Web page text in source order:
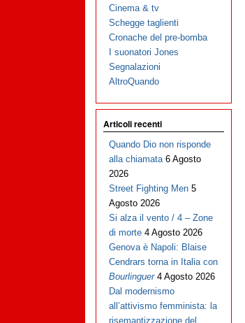
Cinema & tv
Schegge taglienti
Cronache del pre-bomba
I suonatori Jones
Segnalazioni
AltroQuando
Articoli recenti
Quando Dio non risponde
alla chiamata 6 Agosto
2026
Street Fighting Men 5
Agosto 2026
Si alza il vento / 4 – Zone
di morte 4 Agosto 2026
Genova è Napoli: Blaise
Cendrars torna in Italia con
Bourlinguer 4 Agosto 2026
Dal modernismo
all’attivismo femminista: la
risemantizzazione del